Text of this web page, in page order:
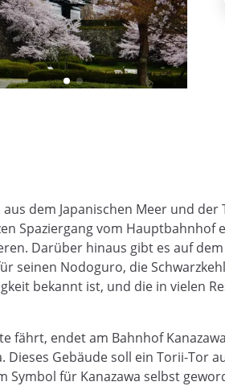
dem Japanischen Meer und
Spaziergang vom
Darüber hinaus gibt es auf
seinen Nodoguro, die
bekannt ist, und die in vielen
fährt, endet am Bahnhof
Gebäude soll ein Torii-Tor
für Kanazawa selbst